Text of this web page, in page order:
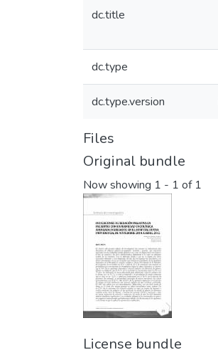
dc.title
dc.type
dc.type.version
Files
Original bundle
Now showing 1 - 1 of 1
License bundle